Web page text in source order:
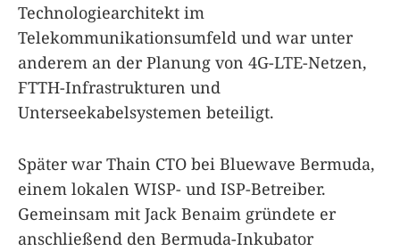
Technologiearchitekt im
Telekommunikationsumfeld und war unter
anderem an der Planung von 4G-LTE-Netzen,
FTTH-Infrastrukturen und
Unterseekabelsystemen beteiligt.
Später war Thain CTO bei Bluewave Bermuda,
einem lokalen WISP- und ISP-Betreiber.
Gemeinsam mit Jack Benaim gründete er
anschließend den Bermuda-Inkubator